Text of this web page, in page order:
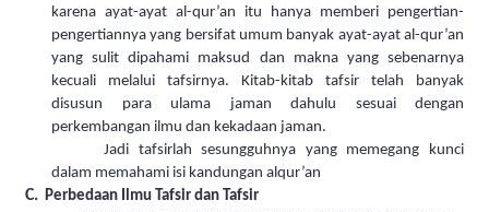
karena ayat-ayat al-qur’an itu hanya memberi pengertian-
pengertiannya yang bersifat umum banyak ayat-ayat al-qur’an
yang sulit dipahami maksud dan makna yang sebenarnya
kecuali melalui tafsirnya. Kitab-kitab tafsir telah banyak
disusun para ulama jaman dahulu sesuai dengan
perkembangan ilmu dan kekadaan jaman.
Jadi tafsirlah sesungguhnya yang memegang kunci
dalam memahami isi kandungan alqur’an
C. Perbedaan Ilmu Tafsir dan Tafsir